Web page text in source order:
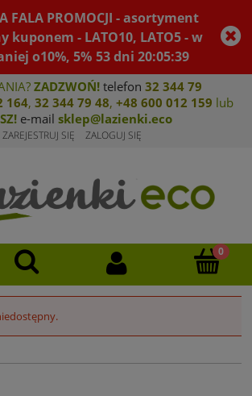
FALA PROMOCJI - asortyment
kuponem - LATO10, LATO5 - w
o10%, 5% 53dni20:05:39
ZADZWOŃ! telefon 32 344 79
164, 32 344 79 48, +48 600 012 159 lub
e-mail sklep@lazienki.eco
ZAREJESTRUJ SIĘ ZALOGUJ SIĘ